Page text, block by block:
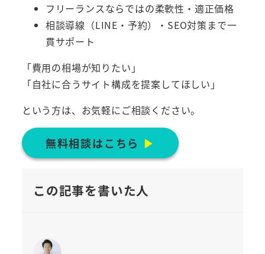
フリーランスならではの柔軟性・適正価格
相談導線（LINE・予約）・SEO対策まで一
貫サポート
「費用の相場が知りたい」
「自社に合うサイト構成を提案してほしい」
という方は、お気軽にご相談ください。
無料相談はこちら ▶︎
この記事を書いた人